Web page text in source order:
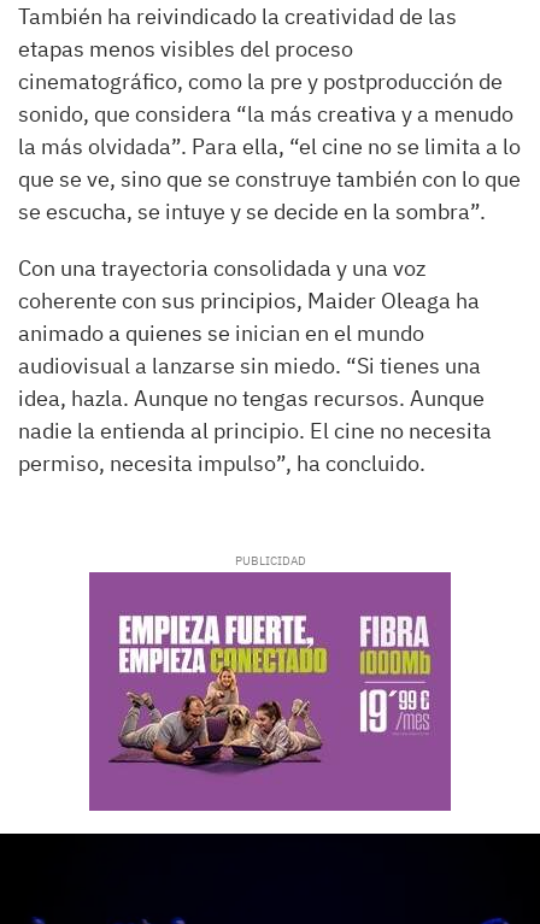
También ha reivindicado la creatividad de las
etapas menos visibles del proceso
cinematográfico, como la pre y postproducción de
sonido, que considera “la más creativa y a menudo
la más olvidada”. Para ella, “el cine no se limita a lo
que se ve, sino que se construye también con lo que
se escucha, se intuye y se decide en la sombra”.
Con una trayectoria consolidada y una voz
coherente con sus principios, Maider Oleaga ha
animado a quienes se inician en el mundo
audiovisual a lanzarse sin miedo. “Si tienes una
idea, hazla. Aunque no tengas recursos. Aunque
nadie la entienda al principio. El cine no necesita
permiso, necesita impulso”, ha concluido.